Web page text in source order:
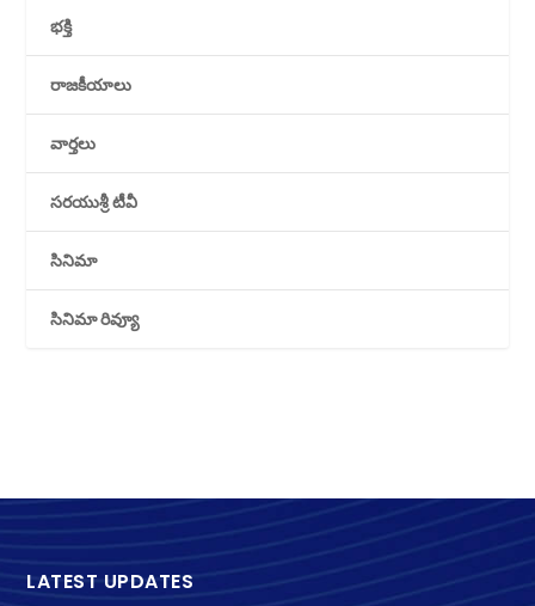
భక్తి
రాజకీయాలు
వార్తలు
సరయుశ్రీ టీవీ
సినిమా
సినిమా రివ్యూ
LATEST UPDATES